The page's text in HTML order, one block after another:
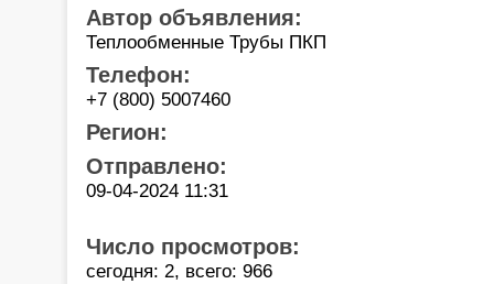
Автор объявления:
Теплообменные Трубы ПКП
Телефон:
+7 (800) 5007460
Регион:
Отправлено:
09-04-2024 11:31
Число просмотров:
сегодня: 2, всего: 966